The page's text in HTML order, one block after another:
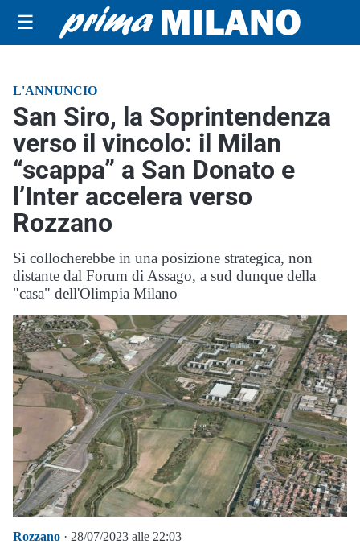
☰
L'ANNUNCIO
San Siro, la Soprintendenza
verso il vincolo: il Milan
“scappa” a San Donato e
l’Inter accelera verso
Rozzano
Si collocherebbe in una posizione strategica, non
distante dal Forum di Assago, a sud dunque della
"casa" dell'Olimpia Milano
Rozzano · 28/07/2023 alle 22:03